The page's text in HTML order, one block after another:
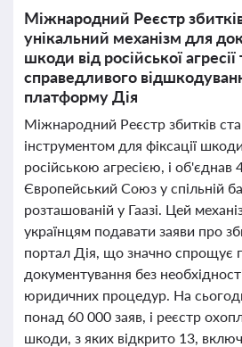
Міжнародний Реєстр
унікальний механізм для
шкоди від російської
справедливого
платформу Дія
Міжнародний Реєстр збитків
інструментом для фіксації
російською агресією, і об'єднав
Європейський Союз у спільній
розташованій у Гаазі. Цей
українцям подавати заяви про
портал Дія, що значно спрощує
документування без
юридичних процедур. На
понад 60 000 заяв, і реєстр
шкоди, з яких відкрито 13,